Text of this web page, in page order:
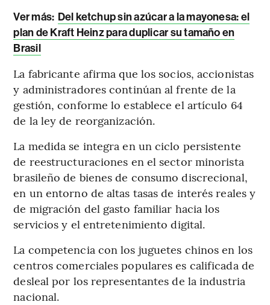
Ver más: Del ketchup sin azúcar a la mayonesa: el
plan de Kraft Heinz para duplicar su tamaño en
Brasil
La fabricante afirma que los socios, accionistas
y administradores continúan al frente de la
gestión, conforme lo establece el artículo 64
de la ley de reorganización.
La medida se integra en un ciclo persistente
de reestructuraciones en el sector minorista
brasileño de bienes de consumo discrecional,
en un entorno de altas tasas de interés reales y
de migración del gasto familiar hacia los
servicios y el entretenimiento digital.
La competencia con los juguetes chinos en los
centros comerciales populares es calificada de
desleal por los representantes de la industria
nacional.